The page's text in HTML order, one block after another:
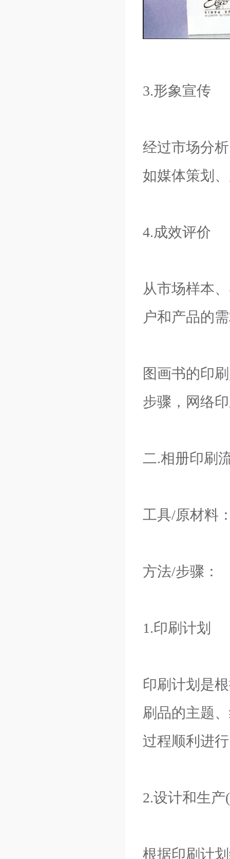
3.形象宣传
经过市场分
如媒体策划
4.成效评价
从市场样本
户和产品的
图画书的印
步骤，网络
二.相册印刷
工具/原材料
方法/步骤：
1.印刷计划
印刷计划是
刷品的主题
过程顺利进
2.设计和生产
根据印刷计